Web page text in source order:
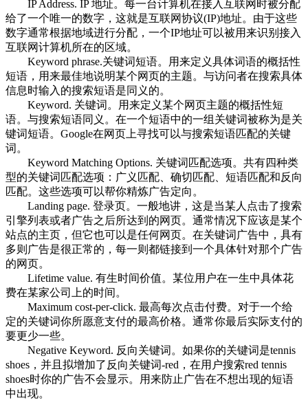
IP Address. IP 地址。每一台计算机在接入互联网时被分配
给了一个唯一的数字，这就是互联网协议(IP)地址。由于这些
数字通常根据地域进行分配，一个IP地址可以被用来识别接入
互联网计算机所在的区域。
Keyword phrase.关键词短语。用来定义具体词语的概括性
短语，用来最佳地说明某个网页的主题。与访问者在搜索具体
信息时输入的搜索短语是同义的。
Keyword. 关键词。用来定义某个网页主题的概括性短
语。与搜索短语同义。在一个短语中的一组关键词被称为是关
键词短语。Google在网页上寻找可以与搜索短语匹配的关键
词。
Keyword Matching Options. 关键词匹配选项。共有四种类
型的关键词匹配选项：广义匹配、确切匹配、短语匹配和反向
匹配。这些选项可以帮你精炼广告定向。
Landing page. 登录页。一般地讲，这是当某人点击了搜索
引擎列表或者广告之后所达到的网页。通常情况下应该是某个
站点的主页，但它也可以是任何网页。在关键词广告中，具有
多则广告是很正常的，每一则都链接到一个具体针对那个广告
的网页。
Lifetime value. 有生时间价值。某位用户在一生中具体花
费在某家公司上的时间。
Maximum cost-per-click. 最高每次点击付费。对于一个给
定的关键词你所愿意支付的最高价格。通常你最后实际支付的
要更少一些。
Negative Keyword. 反向关键词。如果你的关键词是tennis
shoes，并且拟增加了反向关键词-red，在用户搜索red tennis
shoes时你的广告不会显示。用来防止广告在不想出现的短语
中出现。